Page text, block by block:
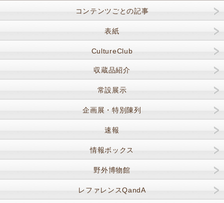
コンテンツごとの記事
表紙
CultureClub
収蔵品紹介
常設展示
企画展・特別陳列
速報
情報ボックス
野外博物館
レファレンスQandA